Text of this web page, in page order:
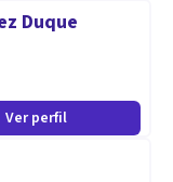
Duque
Ver perfil